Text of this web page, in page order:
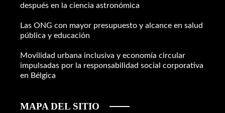
después en la ciencia astronómica
Las ONG con mayor presupuesto y alcance en salud
pública y educación
Movilidad urbana inclusiva y economía circular
impulsadas por la responsabilidad social corporativa
en Bélgica
MAPA DEL SITIO